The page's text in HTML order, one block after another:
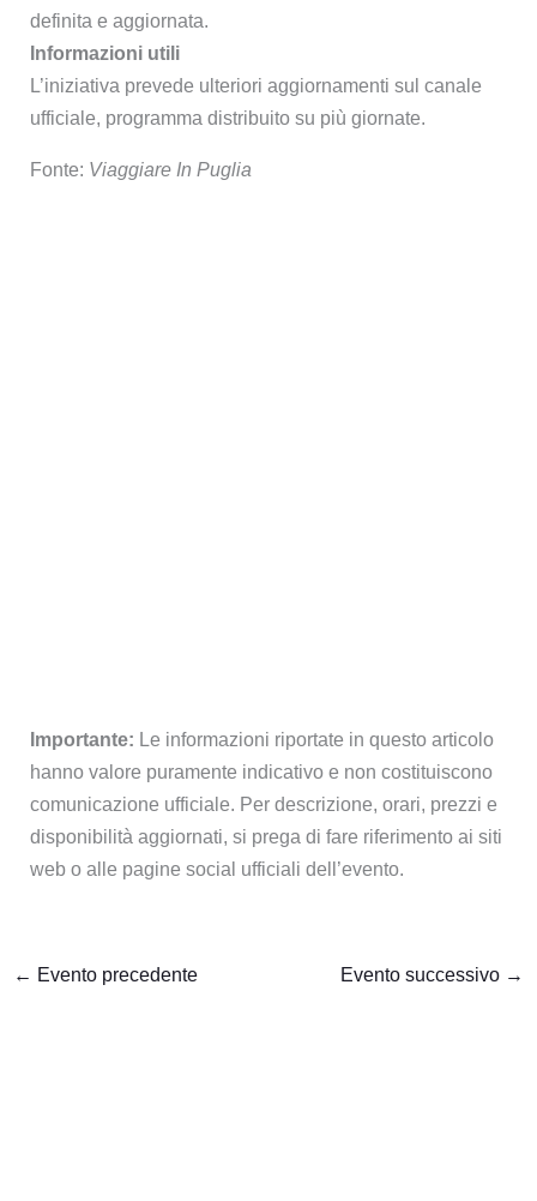
definita e aggiornata.
Informazioni utili
L’iniziativa prevede ulteriori aggiornamenti sul canale
ufficiale, programma distribuito su più giornate.
Fonte: Viaggiare In Puglia
Importante: Le informazioni riportate in questo articolo
hanno valore puramente indicativo e non costituiscono
comunicazione ufficiale. Per descrizione, orari, prezzi e
disponibilità aggiornati, si prega di fare riferimento ai siti
web o alle pagine social ufficiali dell’evento.
← Evento precedente Evento successivo →